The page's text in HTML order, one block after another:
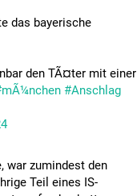
das bayerische
den TÃ¤ter mit einer
#Anschlag
war zumindest den
Teil eines IS-